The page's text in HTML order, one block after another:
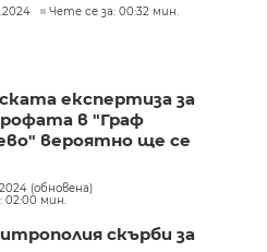
Чете се за: 00:32 мин.
експертиза за
в "Граф
вероятно ще се
(обновена)
02:00 мин.
скърби за